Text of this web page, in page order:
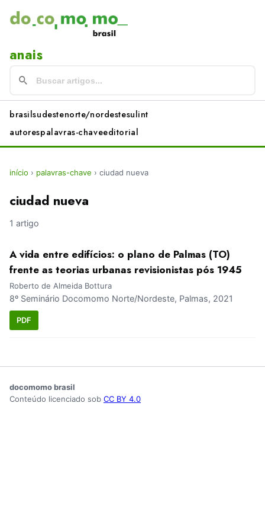
anais
brasilsudestenorte/nordestesulint
autorespalavras-chaveeditorial
início › palavras-chave › ciudad nueva
ciudad nueva
1 artigo
A vida entre edifícios: o plano de Palmas (TO)
frente as teorias urbanas revisionistas pós 1945
Roberto de Almeida Bottura
8º Seminário Docomomo Norte/Nordeste, Palmas, 2021
PDF
docomomo brasil
Conteúdo licenciado sob CC BY 4.0